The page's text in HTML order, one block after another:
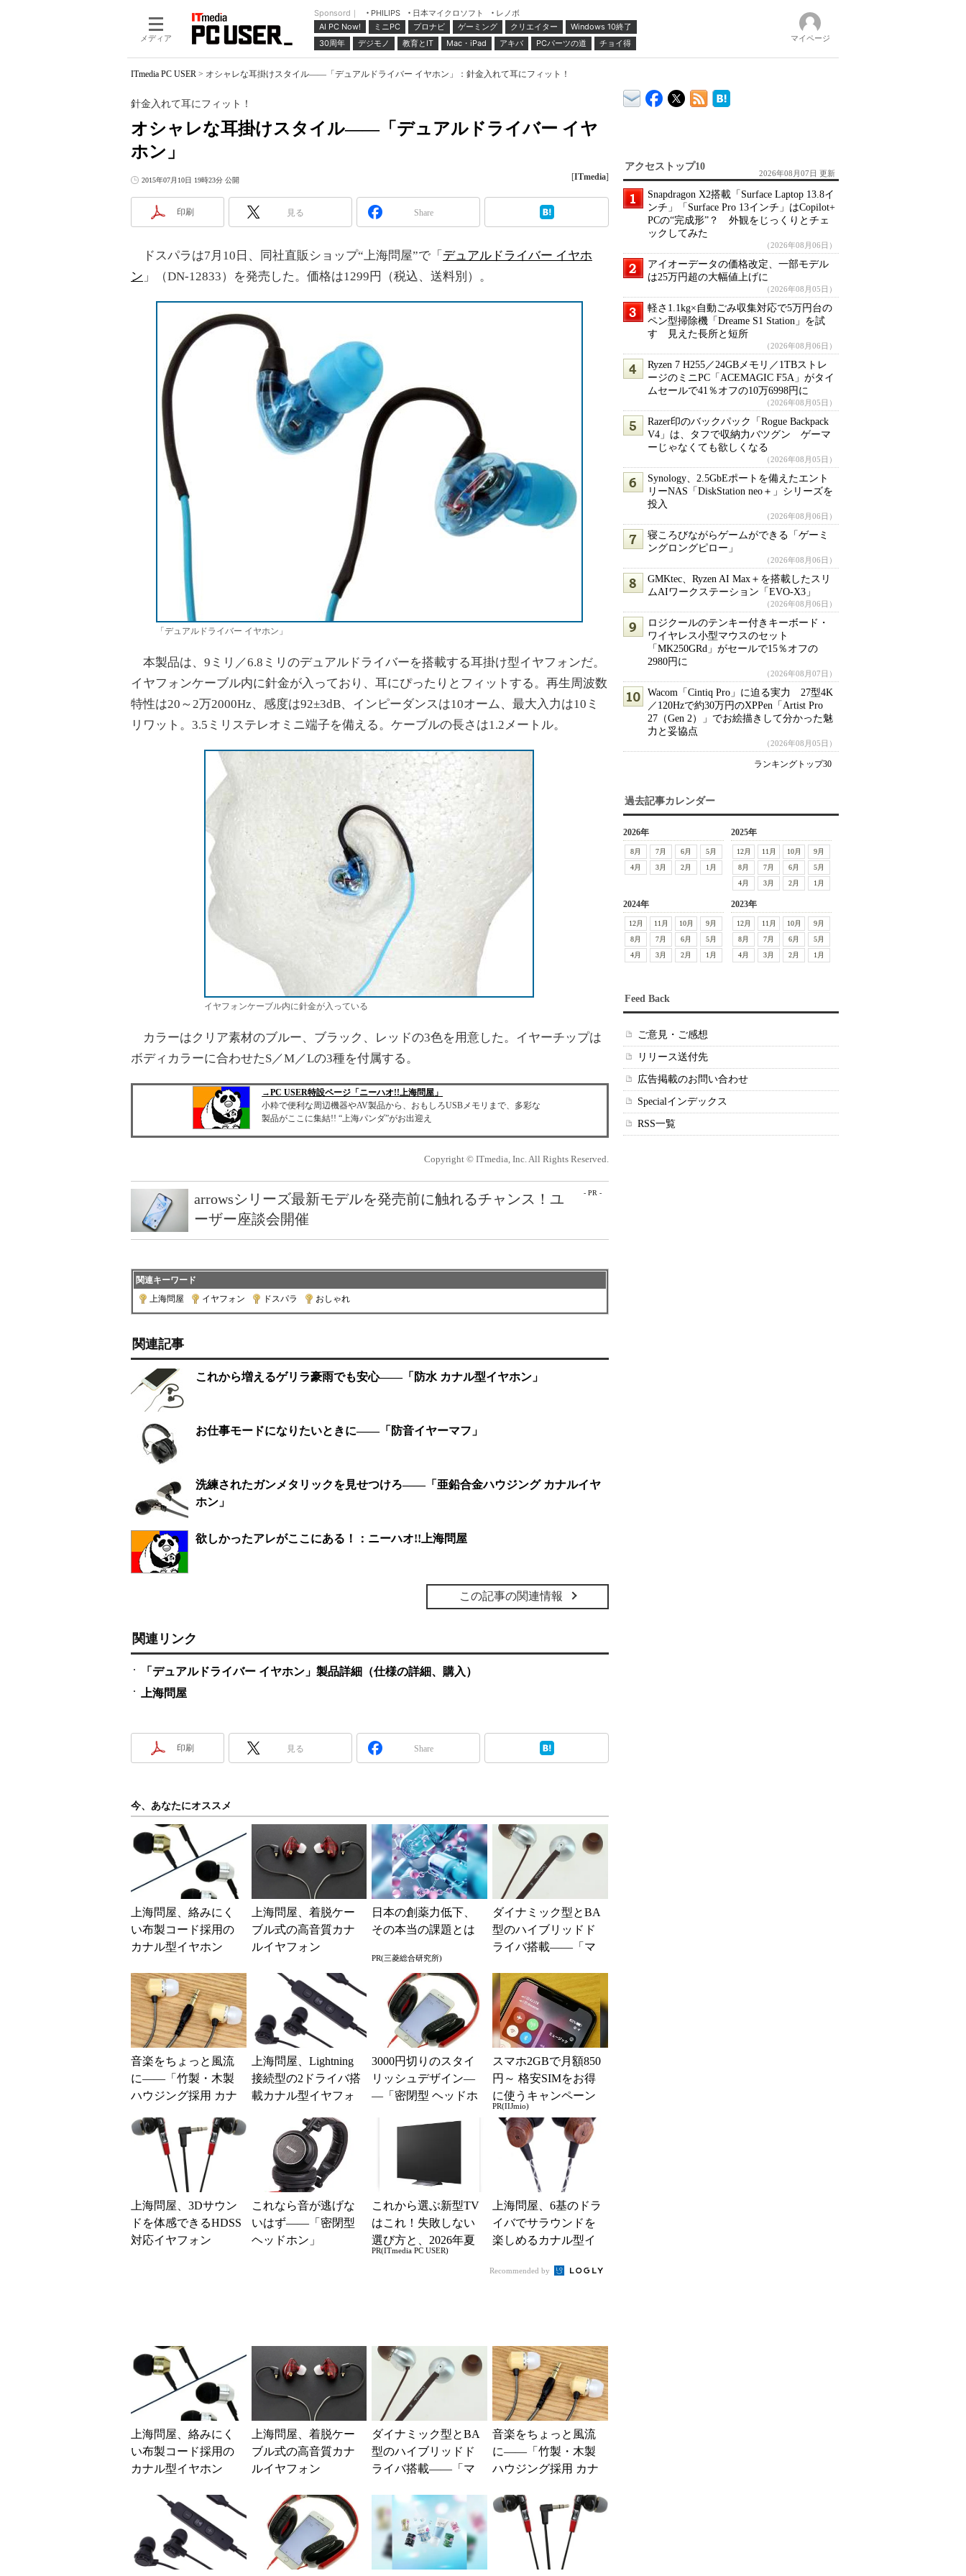
メディア
Sponsord｜ PHILIPS 日本マイクロソフト
レノボ
AI PC Now!
ミニPC プロナビ ゲーミング クリエイター
Windows 10終了
30周年
デジモノ 教育とIT Mac・iPad アキバ PCパーツの道 チョイ得 マイページ
ITmedia PC USER > オシャレな耳掛けスタイル――「デュアルドライバー イヤホン」：針金入れて耳にフィット！
オシャレな耳掛けスタイル――「デュアルドライバー イヤ
ホン」
針金入れて耳にフィット！
2015年07月10日 19時23分 公開 [ITmedia]
印刷 見る Share
ドスパラは7月10日、同社直販ショップ“上海問屋”で「 デュアルドライバー イヤホ
ン 」（DN-12833）を発売した。価格は1299円（税込、送料別）。
「デュアルドライバー イヤホン」
本製品は、9ミリ／6.8ミリのデュアルドライバーを搭載する耳掛け型イヤフォンだ。
イヤフォンケーブル内に針金が入っており、耳にぴったりとフィットする。再生周波数
特性は20～2万2000Hz、感度は92±3dB、インピーダンスは10オーム、最大入力は10ミ
リワット。3.5ミリステレオミニ端子を備える。ケーブルの長さは1.2メートル。
イヤフォンケーブル内に針金が入っている
カラーはクリア素材のブルー、ブラック、レッドの3色を用意した。イヤーチップは
ボディカラーに合わせたS／M／Lの3種を付属する。
→PC USER特設ページ「ニーハオ!!上海問屋」
小粋で便利な周辺機器やAV製品から、おもしろUSBメモリまで、多彩な
製品がここに集結!! “上海パンダ”がお出迎え
Copyright © ITmedia, Inc. All Rights Reserved.
- PR -
arrowsシリーズ最新モデルを発売前に触れるチャンス！ユ
ーザー座談会開催
関連キーワード
上海問屋
イヤフォン ドスパラ おしゃれ
関連記事
これから増えるゲリラ豪雨でも安心――「防水 カナル型イヤホン」
お仕事モードになりたいときに――「防音イヤーマフ」
洗練されたガンメタリックを見せつけろ――「亜鉛合金ハウジング カナルイヤ
ホン」
欲しかったアレがここにある！：ニーハオ!!上海問屋
この記事の関連情報
関連リンク
「デュアルドライバー イヤホン」製品詳細（仕様の詳細、購入）
上海問屋
印刷 見る Share
今、あなたにオススメ
上海問屋、絡みにく
い布製コード採用の
カナル型イヤホン
上海問屋、着脱ケー
ブル式の高音質カナ
ルイヤフォン
日本の創薬力低下、
その本当の課題とは
PR(三菱総合研究所)
ダイナミック型とBA
型のハイブリッドド
ライバ搭載――「マ
ル型イヤホン」
音楽をちょっと風流
に――「竹製・木製
ハウジング採用 カナ
上海問屋、Lightning
接続型の2ドライバ搭
載カナル型イヤフォ
3000円切りのスタイ
リッシュデザイン―
―「密閉型 ヘッドホ
スマホ2GBで月額850
円～ 格安SIMをお得
に使うキャンペーン
実施中！
PR(IIJmio)
上海問屋、3Dサウン
ドを体感できるHDSS
対応イヤフォン
これなら音が逃げな
いはず――「密閉型
ヘッドホン」
これから選ぶ新型TV
はこれ！失敗しない
選び方と、2026年夏
の一押しモデル
PR(ITmedia PC USER)
上海問屋、6基のドラ
イバでサラウンドを
楽しめるカナル型イ
Recommended by
上海問屋、絡みにく
い布製コード採用の
カナル型イヤホン
上海問屋、着脱ケー
ブル式の高音質カナ
ルイヤフォン
ダイナミック型とBA
型のハイブリッドド
ライバ搭載――「マ
ル型イヤホン」
音楽をちょっと風流
に――「竹製・木製
ハウジング採用 カナ
アクセストップ10
2026年08月07日 更新
Snapdragon X2搭載「Surface Laptop 13.8イ
ンチ」「Surface Pro 13インチ」はCopilot+
PCの“完成形”？ 外観をじっくりとチェ
ックしてみた
（2026年08月06日）
アイオーデータの価格改定、一部モデル
は25万円超の大幅値上げに
（2026年08月05日）
軽さ1.1kg×自動ごみ収集対応で5万円台の
ペン型掃除機「Dreame S1 Station」を試
す 見えた長所と短所
（2026年08月06日）
Ryzen 7 H255／24GBメモリ／1TBストレ
ージのミニPC「ACEMAGIC F5A」がタイ
ムセールで41％オフの10万6998円に
（2026年08月05日）
Razer印のバックパック「Rogue Backpack
V4」は、タフで収納力バツグン ゲーマ
ーじゃなくても欲しくなる
（2026年08月05日）
Synology、2.5GbEポートを備えたエント
リーNAS「DiskStation neo＋」シリーズを
投入
（2026年08月06日）
寝ころびながらゲームができる「ゲーミ
ングロングピロー」
（2026年08月06日）
GMKtec、Ryzen AI Max＋を搭載したスリ
ムAIワークステーション「EVO-X3」
（2026年08月06日）
ロジクールのテンキー付きキーボード・
ワイヤレス小型マウスのセット
「MK250GRd」がセールで15％オフの
2980円に
（2026年08月07日）
Wacom「Cintiq Pro」に迫る実力 27型4K
／120Hzで約30万円のXPPen「Artist Pro
27（Gen 2）」でお絵描きして分かった魅
力と妥協点
（2026年08月05日）
ランキングトップ30
過去記事カレンダー
2026年
8月 7月 6月
5月
4月
3月 2月 1月
2025年
12月 11月 10月
9月
8月
7月 6月
5月
4月
3月 2月 1月
2024年
12月 11月 10月
9月
8月
7月 6月
5月
4月
3月 2月 1月
2023年
12月 11月 10月
9月
8月
7月 6月
5月
4月
3月 2月 1月
Feed Back
ご意見・ご感想
リリース送付先
広告掲載のお問い合わせ
Specialインデックス
RSS一覧